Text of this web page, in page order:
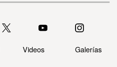
Videos Galerías